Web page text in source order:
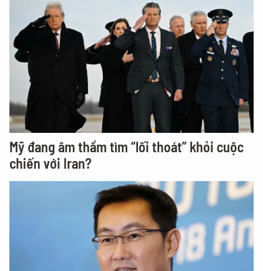
Mỹ đang âm thầm tìm “lối thoát” khỏi cuộc
chiến với Iran?